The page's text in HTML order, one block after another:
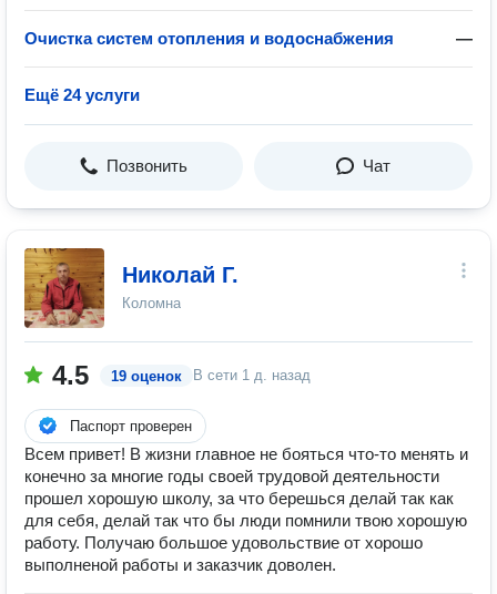
Очистка систем отопления и водоснабжения —
Ещё 24 услуги
Позвонить Чат
Николай Г.
Коломна
4.5 19 оценок В сети 1 д. назад
Паспорт проверен
Всем привет! В жизни главное не бояться что-то менять и
конечно за многие годы своей трудовой деятельности
прошел хорошую школу, за что берешься делай так как
для себя, делай так что бы люди помнили твою хорошую
работу. Получаю большое удовольствие от хорошо
выполненой работы и заказчик доволен.